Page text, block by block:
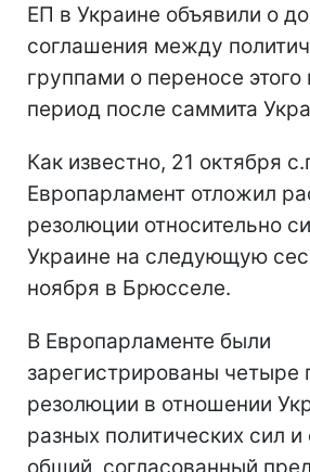
ЕП в Украине объявили о
соглашения между
группами о переносе этого
период после саммита
Как известно, 21 октября
Европарламент отложил
резолюции относительно
Украине на следующую
ноября в Брюсселе.
В Европарламенте были
зарегистрированы четыре
резолюции в отношении
разных политических сил
общий, согласованный